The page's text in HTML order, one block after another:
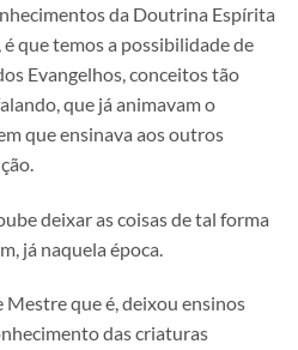
da Doutrina Espírita
que temos a possibilidade de
Evangelhos, conceitos tão
que já animavam o
que ensinava aos outros
deixar as coisas de tal forma
já naquela época.
Mestre que é, deixou ensinos
das criaturas